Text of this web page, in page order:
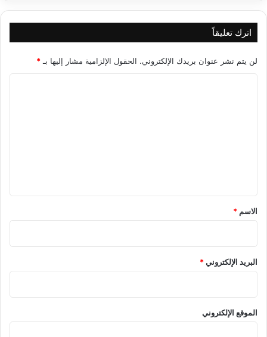
اترك تعليقاً
لن يتم نشر عنوان بريدك الإلكتروني. الحقول الإلزامية مشار إليها بـ*
*
الاسم *
البريد الإلكتروني*
الموقع الإلكتروني